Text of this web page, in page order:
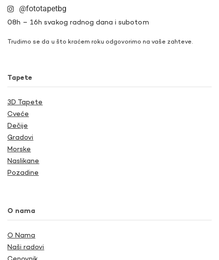
@fototapetbg
08h – 16h svakog radnog dana i subotom
Trudimo se da u što kraćem roku odgovorimo na vaše zahteve.
Tapete
3D Tapete
Cveće
Dečije
Gradovi
Morske
Naslikane
Pozadine
O nama
O Nama
Naši radovi